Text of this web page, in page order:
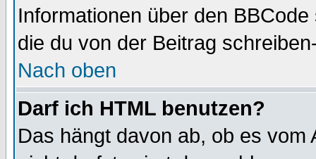
Informationen über den
die du von der Beitrag
Nach oben
Darf ich HTML benutzen?
Das hängt davon ab, ob es